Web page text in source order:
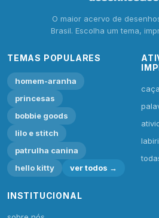
O maior acervo de
Brasil. Escolha um tema,
TEMAS POPULARES
homem-aranha
princesas
bobbie goods
lilo e stitch
patrulha canina
hello kitty
ver todos →
INSTITUCIONAL